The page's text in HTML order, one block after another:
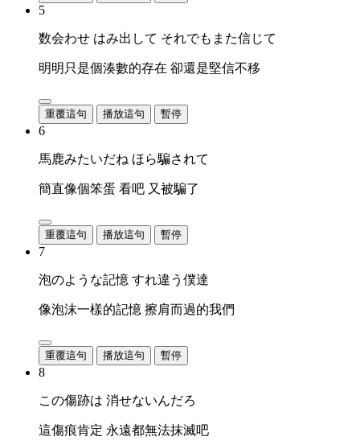
5
数会わせ はみ出して それでもまた信じて
明明只是個湊數的存在 卻還是堅信不移
重覆這句 播放這句 暫停
6
馬鹿みたいだね ほら騙されて
簡直像個笨蛋 看吧 又被騙了
重覆這句 播放這句 暫停
7
泡のような記憶 すれ違う僕達
像泡沫一樣的記憶 擦肩而過的我們
重覆這句 播放這句 暫停
8
この傷跡は 消せないんだろ
這傷痕肯定 永遠都無法抹滅吧